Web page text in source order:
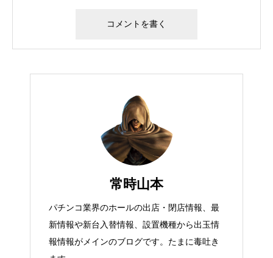
常時山本
パチンコ業界のホールの出店・閉店情報、最
新情報や新台入替情報、設置機種から出玉情
報情報がメインのブログです。たまに毒吐き